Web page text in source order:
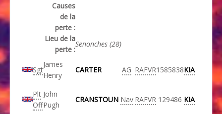
Causes
de la
perte :
Lieu de la
perte :
Senonches (28)
Sgt
James
Henry
CARTER AG RAFVR1585838KIA
Plt
Off
John
Pugh
CRANSTOUN Nav RAFVR 129486 KIA